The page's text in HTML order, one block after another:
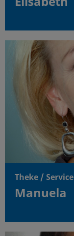
Theke / Service
Manuela